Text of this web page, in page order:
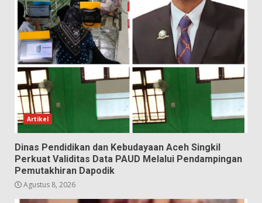
Artikel
Dinas Pendidikan dan Kebudayaan Aceh Singkil
Perkuat Validitas Data PAUD Melalui Pendampingan
Pemutakhiran Dapodik
Agustus 8, 2026